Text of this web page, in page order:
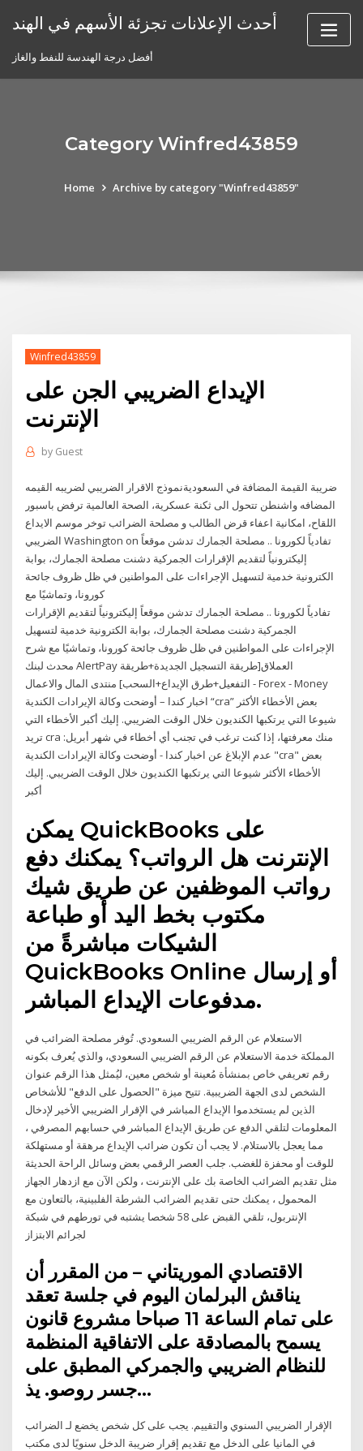
أحدث الإعلانات تجزئة الأسهم في الهند
أفضل درجة الهندسة للنفط والغاز
Category Winfred43859
Home Archive by category "Winfred43859"
Winfred43859
الإيداع الضريبي الجن على
الإنترنت
by Guest
ضريبة القيمة المضافة في السعوديةنموذج الاقرار الضريبي لضريبه القيمه
المضافه واشنطن تتحول الى ثكنة عسكرية، الصحة العالمية ترفض باسبور
اللقاح، امكانية اعفاء قرض الطالب و مصلحة الضرائب توخر موسم الايداع
الضريبي Washington on تفادياً لكورونا .. مصلحة الجمارك تدشن موقعاً
إليكترونياً لتقديم الإقرارات الجمركية دشنت مصلحة الجمارك، بوابة
الكترونية خدمية لتسهيل الإجراءات على المواطنين في ظل ظروف جائحة
كورونا، وتماشيًا مع
تفادياً لكورونا .. مصلحة الجمارك تدشن موقعاً إليكترونياً لتقديم الإقرارات
الجمركية دشنت مصلحة الجمارك، بوابة الكترونية خدمية لتسهيل
الإجراءات على المواطنين في ظل ظروف جائحة كورونا، وتماشيًا مع شرح
محدث لبنك AlertPay العملاق[طريقة التسجيل الجديدة+طريقة
التفعيل+طرق الإيداع+السحب] منتدى المال والاعمال - Forex - Money
اخبار كندا – أوضحت وكالة الإيرادات الكندية “cra” بعض الأخطاء الأكثر
شيوعا التي يرتكبها الكنديون خلال الوقت الضريبي. إليك أكبر الأخطاء التي
تريد cra منك معرفتها، إذا كنت ترغب في تجنب أي أخطاء في شهر أبريل:
عدم الإبلاغ عن اخبار كندا - أوضحت وكالة الإيرادات الكندية "cra" بعض
الأخطاء الأكثر شيوعا التي يرتكبها الكنديون خلال الوقت الضريبي. إليك
أكبر
يمكن QuickBooks على
الإنترنت هل الرواتب؟ يمكنك دفع
رواتب الموظفين عن طريق شيك
مكتوب بخط اليد أو طباعة
الشيكات مباشرةً من
QuickBooks Online أو إرسال
مدفوعات الإيداع المباشر.
الاستعلام عن الرقم الضريبي السعودي. تُوفر مصلحة الضرائب في
المملكة خدمة الاستعلام عن الرقم الضريبي السعودي، والذي يُعرف بكونه
رقم تعريفي خاص بمنشأة مُعينة أو شخص معين، ليُمثل هذا الرقم عنوان
الشخص لدى الجهة الضريبية. تتيح ميزة "الحصول على الدفع" للأشخاص
الذين لم يستخدموا الإيداع المباشر في الإقرار الضريبي الأخير لإدخال
المعلومات لتلقي الدفع عن طريق الإيداع المباشر في حسابهم المصرفي ،
مما يعجل بالاستلام. لا يجب أن تكون ضرائب الإيداع مرهقة أو مستهلكة
للوقت أو محفزة للغضب. جلب العصر الرقمي بعض وسائل الراحة الحديثة
مثل تقديم الضرائب الخاصة بك على الإنترنت ، ولكن الآن مع ازدهار الجهاز
المحمول ، يمكنك حتى تقديم الضرائب الشرطة الفلبينية، بالتعاون مع
الإنتربول، تلقي القبض على 58 شخصا يشتبه في تورطهم في شبكة
لجرائم الابتزاز
الاقتصادي الموريتاني – من المقرر أن
يناقش البرلمان اليوم في جلسة تعقد
على تمام الساعة 11 صباحا مشروع قانون
يسمح بالمصادقة على الاتفاقية المنظمة
للنظام الضريبي والجمركي المطبق على
جسر روصو. يذ…
الإقرار الضريبي السنوي والتقييم. يجب على كل شخص يخضع لـ الضرائب
في المانيا على الدخل مع تقديم إقرار ضريبة الدخل سنويًا لدى مكتب